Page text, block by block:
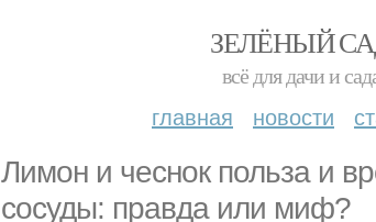
ЗЕЛЁНЫЙ
всё для дачи и
главная новости
Лимон и чеснок польза и
сосуды: правда или миф?